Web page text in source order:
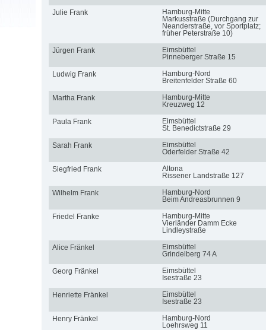
Julie Frank
Hamburg-Mitte
Markusstraße (Durchgang zur
Neanderstraße, vor Sportplatz;
früher Peterstraße 10)
Jürgen Frank
Eimsbüttel
Pinneberger Straße 15
Ludwig Frank
Hamburg-Nord
Breitenfelder Straße 60
Martha Frank
Hamburg-Mitte
Kreuzweg 12
Paula Frank
Eimsbüttel
St. Benedictstraße 29
Sarah Frank
Eimsbüttel
Oderfelder Straße 42
Siegfried Frank
Altona
Rissener Landstraße 127
Wilhelm Frank
Hamburg-Nord
Beim Andreasbrunnen 9
Friedel Franke
Hamburg-Mitte
Vierländer Damm Ecke
Lindleystraße
Alice Fränkel
Eimsbüttel
Grindelberg 74 A
Georg Fränkel
Eimsbüttel
Isestraße 23
Henriette Fränkel
Eimsbüttel
Isestraße 23
Henry Fränkel
Hamburg-Nord
Loehrsweg 11